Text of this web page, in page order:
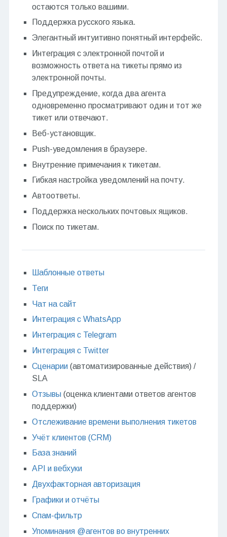
остаются только вашими.
Поддержка русского языка.
Элегантный интуитивно понятный интерфейс.
Интеграция с электронной почтой и
возможность ответа на тикеты прямо из
электронной почты.
Предупреждение, когда два агента
одновременно просматривают один и тот же
тикет или отвечают.
Веб-установщик.
Push-уведомления в браузере.
Внутренние примечания к тикетам.
Гибкая настройка уведомлений на почту.
Автоответы.
Поддержка нескольких почтовых ящиков.
Поиск по тикетам.
Шаблонные ответы
Теги
Чат на сайт
Интеграция с WhatsApp
Интеграция с Telegram
Интеграция с Twitter
Сценарии(автоматизированные действия) /
SLA
Отзывы(оценка клиентами ответов агентов
поддержки)
Отслеживание времени выполнения тикетов
Учёт клиентов (CRM)
База знаний
API и вебхуки
Двухфакторная авторизация
Графики и отчёты
Спам-фильтр
Упоминания @агентов во внутренних